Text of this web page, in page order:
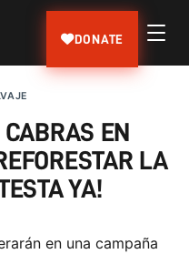
DONATE
EN
LA
YA!
en una campaña